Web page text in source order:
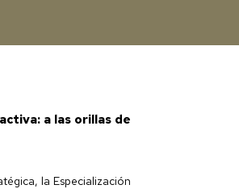
a las orillas de
la Especialización